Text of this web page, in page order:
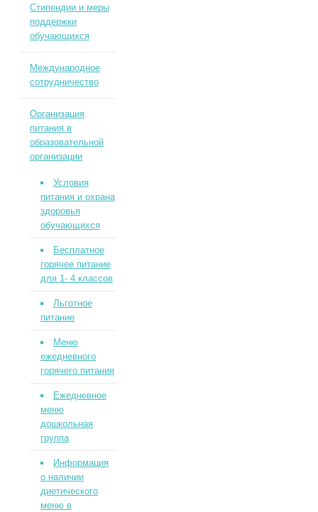
Стипендии и меры
поддержки
обучающихся
Международное
сотрудничество
Организация
питания в
образовательной
организации
Условия
питания и охрана
здоровья
обучающихся
Бесплатное
горячее питание
для 1- 4 классов
Льготное
питание
Меню
ежедневного
горячего питания
Ежедневное
меню
дошкольная
группа
Информация
о наличии
диетического
меню в